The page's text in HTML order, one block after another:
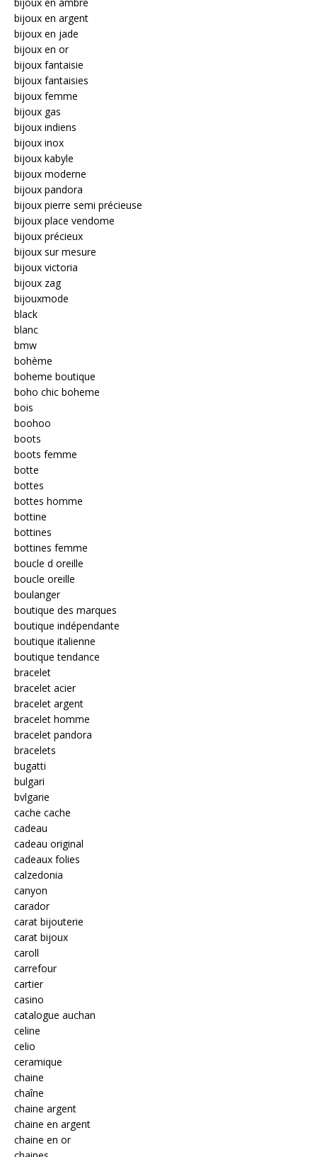
bijoux en argent
bijoux en jade
bijoux en or
bijoux fantaisie
bijoux fantaisies
bijoux femme
bijoux gas
bijoux indiens
bijoux inox
bijoux kabyle
bijoux moderne
bijoux pandora
bijoux pierre semi précieuse
bijoux place vendome
bijoux précieux
bijoux sur mesure
bijoux victoria
bijoux zag
bijouxmode
black
blanc
bmw
bohème
boheme boutique
boho chic boheme
bois
boohoo
boots
boots femme
botte
bottes
bottes homme
bottine
bottines
bottines femme
boucle d oreille
boucle oreille
boulanger
boutique des marques
boutique indépendante
boutique italienne
boutique tendance
bracelet
bracelet acier
bracelet argent
bracelet homme
bracelet pandora
bracelets
bugatti
bulgari
bvlgarie
cache cache
cadeau
cadeau original
cadeaux folies
calzedonia
canyon
carador
carat bijouterie
carat bijoux
caroll
carrefour
cartier
casino
catalogue auchan
celine
celio
ceramique
chaine
chaîne
chaine argent
chaine en argent
chaine en or